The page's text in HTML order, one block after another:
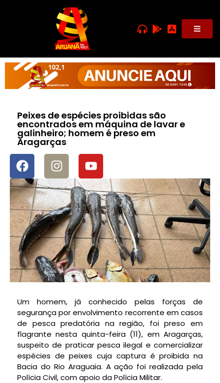
Peixes de espécies proibidas são
encontrados em máquina de lavar e
galinheiro; homem é preso em
Aragarças
Um homem, já conhecido pelas forças de
segurança por envolvimento recorrente em casos
de pesca predatória na região, foi preso em
flagrante nesta quinta-feira (11), em Aragarças,
suspeito de praticar pesca ilegal e comercializar
espécies de peixes cuja captura é proibida na
Bacia do Rio Araguaia. A ação foi realizada pela
Polícia Civil, com apoio da Polícia Militar.